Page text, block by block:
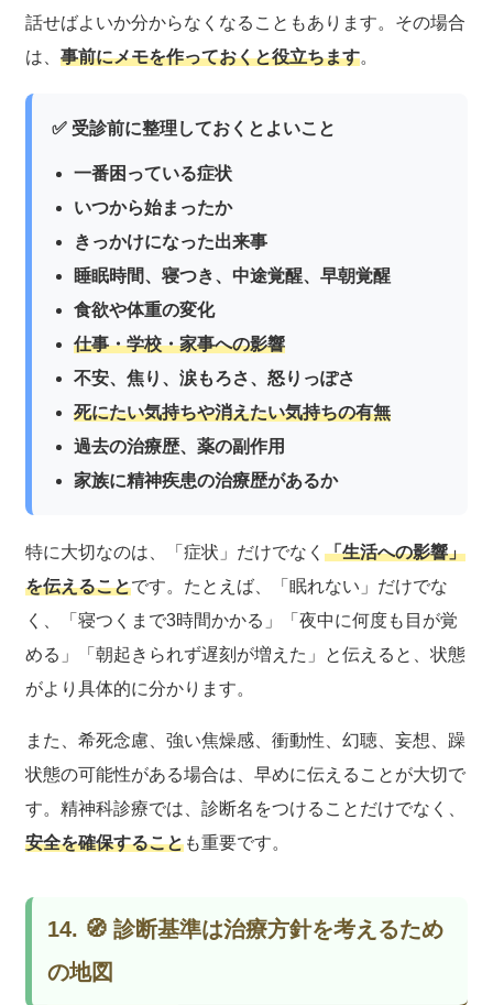
話せばよいか分からなくなることもあります。その場合
は、事前にメモを作っておくと役立ちます。
✅ 受診前に整理しておくとよいこと
一番困っている症状
いつから始まったか
きっかけになった出来事
睡眠時間、寝つき、中途覚醒、早朝覚醒
食欲や体重の変化
仕事・学校・家事への影響
不安、焦り、涙もろさ、怒りっぽさ
死にたい気持ちや消えたい気持ちの有無
過去の治療歴、薬の副作用
家族に精神疾患の治療歴があるか
特に大切なのは、「症状」だけでなく「生活への影響」
を伝えることです。たとえば、「眠れない」だけでな
く、「寝つくまで3時間かかる」「夜中に何度も目が覚
める」「朝起きられず遅刻が増えた」と伝えると、状態
がより具体的に分かります。
また、希死念慮、強い焦燥感、衝動性、幻聴、妄想、躁
状態の可能性がある場合は、早めに伝えることが大切で
す。精神科診療では、診断名をつけることだけでなく、
安全を確保することも重要です。
14. 🧭 診断基準は治療方針を考えるため
の地図